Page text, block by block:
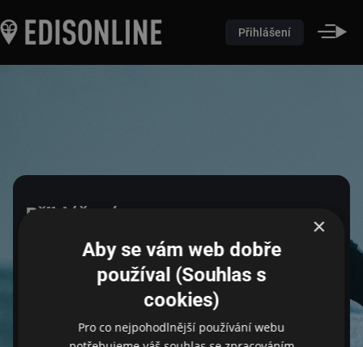
Přihlášení
Přihlášení
Pro přihlášení zadejte login a heslo
×
Aby se vám web dobře
používal (Souhlas s
cookies)
Pro co nejpohodlnější používání webu